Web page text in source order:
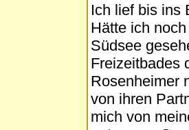
Ich lief bis ins
Hätte ich
Südsee
Freizeitbades
Rosenheimer
von ihren
mich von